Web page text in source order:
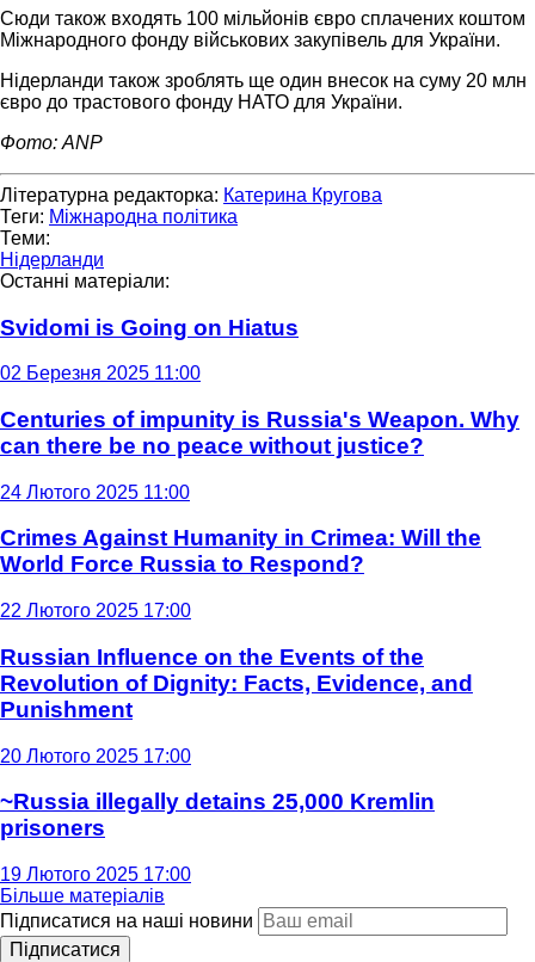
Сюди також входять 100 мільйонів євро сплачених коштом
Міжнародного фонду військових закупівель для України.
Нідерланди також зроблять ще один внесок на суму 20 млн
євро до трастового фонду НАТО для України.
Фото: ANP
Літературна редакторка: Катерина Кругова
Теги: Міжнародна політика
Теми:
Нідерланди
Останні матеріали:
Svidomi is Going on Hiatus
02 Березня 2025 11:00
Centuries of impunity is Russia's Weapon. Why
can there be no peace without justice?
24 Лютого 2025 11:00
Crimes Against Humanity in Crimea: Will the
World Force Russia to Respond?
22 Лютого 2025 17:00
Russian Influence on the Events of the
Revolution of Dignity: Facts, Evidence, and
Punishment
20 Лютого 2025 17:00
~Russia illegally detains 25,000 Kremlin
prisoners
19 Лютого 2025 17:00
Більше матеріалів
Підписатися на наші новини
Підписатися